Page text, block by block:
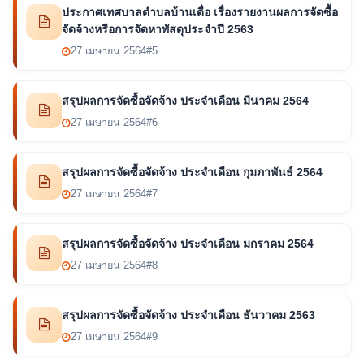
ประกาศเทศบาลตำบลบ้านเดื่อ เรื่องรายงานผลการจัดซื้อ
จัดจ้างหรือการจัดหาพัสดุประจำปี 2563
27 เมษายน 2564#5
สรุปผลการจัดซื้อจัดจ้าง ประจำเดือน มีนาคม 2564
27 เมษายน 2564#6
สรุปผลการจัดซื้อจัดจ้าง ประจำเดือน กุมภาพันธ์ 2564
27 เมษายน 2564#7
สรุปผลการจัดซื้อจัดจ้าง ประจำเดือน มกราคม 2564
27 เมษายน 2564#8
สรุปผลการจัดซื้อจัดจ้าง ประจำเดือน ธันวาคม 2563
27 เมษายน 2564#9